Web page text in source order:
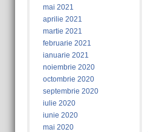
mai 2021
aprilie 2021
martie 2021
februarie 2021
ianuarie 2021
noiembrie 2020
octombrie 2020
septembrie 2020
iulie 2020
iunie 2020
mai 2020